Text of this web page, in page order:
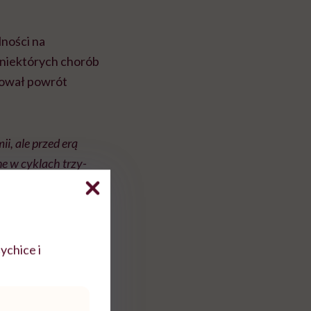
na
chorób
powrót
ale przed erą
w cyklach trzy-
pewien czas fala
europejskich
i